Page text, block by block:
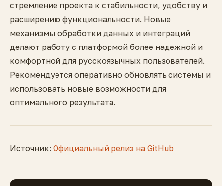
стремление проекта к стабильности, удобству и
расширению функциональности. Новые
механизмы обработки данных и интеграций
делают работу с платформой более надежной и
комфортной для русскоязычных пользователей.
Рекомендуется оперативно обновлять системы и
использовать новые возможности для
оптимального результата.
Источник: Официальный релиз на GitHub